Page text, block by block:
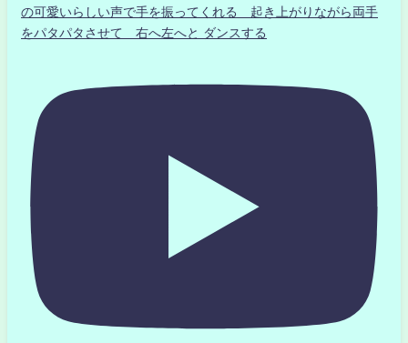
の可愛いらしい声で手を振ってくれる 起き上がりながら両手
をパタパタさせて 右へ左へと ダンスする